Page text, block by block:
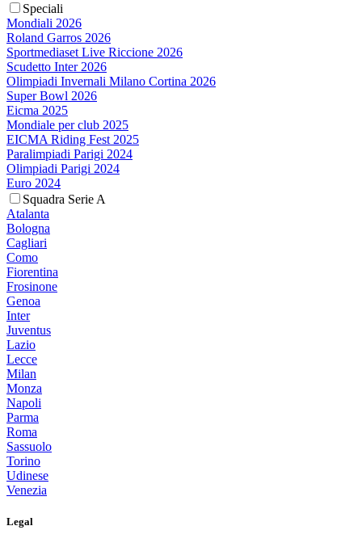
Speciali
Mondiali 2026
Roland Garros 2026
Sportmediaset Live Riccione 2026
Scudetto Inter 2026
Olimpiadi Invernali Milano Cortina 2026
Super Bowl 2026
Eicma 2025
Mondiale per club 2025
EICMA Riding Fest 2025
Paralimpiadi Parigi 2024
Olimpiadi Parigi 2024
Euro 2024
Squadra Serie A
Atalanta
Bologna
Cagliari
Como
Fiorentina
Frosinone
Genoa
Inter
Juventus
Lazio
Lecce
Milan
Monza
Napoli
Parma
Roma
Sassuolo
Torino
Udinese
Venezia
Legal